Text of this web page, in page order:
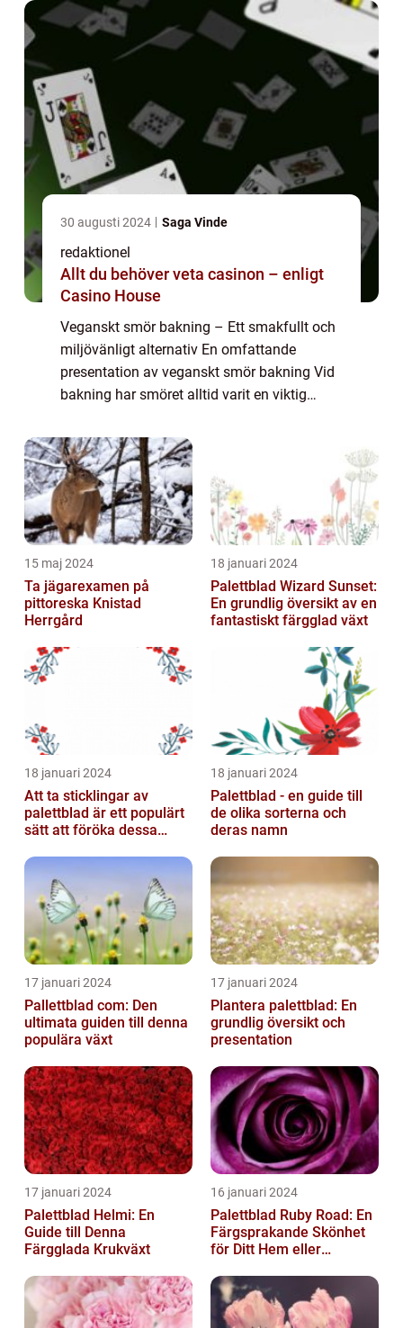
30 augusti 2024 Saga Vinde
redaktionel
Allt du behöver veta casinon – enligt
Casino House
Veganskt smör bakning – Ett smakfullt och
miljövänligt alternativ En omfattande
presentation av veganskt smör bakning Vid
bakning har smöret alltid varit en viktig
bakverk en härlig smak och konsisten...
15 maj 2024
Ta jägarexamen på
pittoreska Knistad
Herrgård
18 januari 2024
Palettblad Wizard Sunset:
En grundlig översikt av en
fantastiskt färgglad växt
18 januari 2024
Att ta sticklingar av
palettblad är ett populärt
sätt att föröka dessa
relativt...
18 januari 2024
Palettblad - en guide till
de olika sorterna och
deras namn
17 januari 2024
Pallettblad com: Den
ultimata guiden till denna
populära växt
17 januari 2024
Plantera palettblad: En
grundlig översikt och
presentation
17 januari 2024
Palettblad Helmi: En
Guide till Denna
Färgglada Krukväxt
16 januari 2024
Palettblad Ruby Road: En
Färgsprakande Skönhet
för Ditt Hem eller